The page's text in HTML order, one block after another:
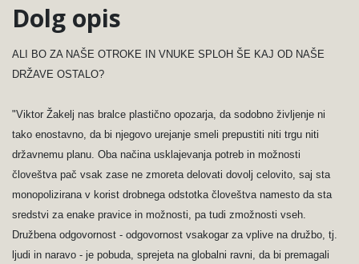
Dolg opis
ALI BO ZA NAŠE OTROKE IN VNUKE SPLOH ŠE KAJ OD NAŠE
DRŽAVE OSTALO?
"Viktor Žakelj nas bralce plastično opozarja, da sodobno življenje ni
tako enostavno, da bi njegovo urejanje smeli prepustiti niti trgu niti
državnemu planu. Oba načina usklajevanja potreb in možnosti
človeštva pač vsak zase ne zmoreta delovati dovolj celovito, saj sta
monopolizirana v korist drobnega odstotka človeštva namesto da sta
sredstvi za enake pravice in možnosti, pa tudi zmožnosti vseh.
Družbena odgovornost - odgovornost vsakogar za vplive na družbo, tj.
ljudi in naravo - je pobuda, sprejeta na globalni ravni, da bi premagali